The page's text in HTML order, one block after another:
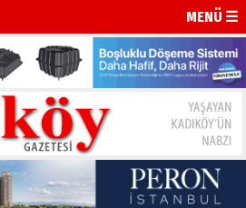
MENÜ ☰